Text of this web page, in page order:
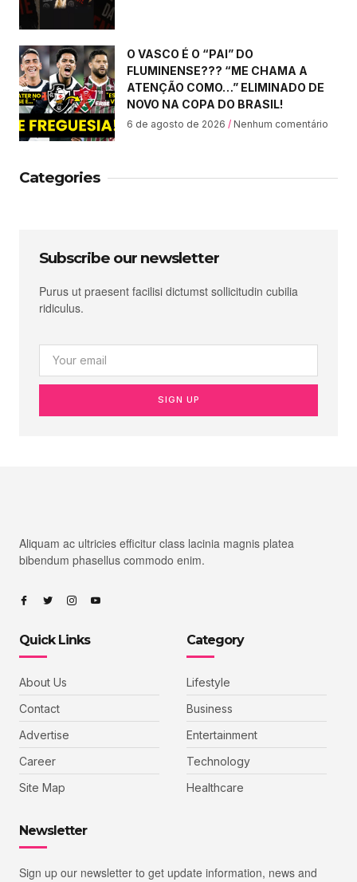
O VASCO É O “PAI” DO
FLUMINENSE??? “ME CHAMA A
ATENÇÃO COMO…” ELIMINADO DE
NOVO NA COPA DO BRASIL!
6 de agosto de 2026 Nenhum comentário
Categories
Subscribe our newsletter
Purus ut praesent facilisi dictumst sollicitudin cubilia
ridiculus.
SIGN UP
Aliquam ac ultricies efficitur class lacinia magnis platea
bibendum phasellus commodo enim.
Quick Links
About Us
Contact
Advertise
Career
Site Map
Category
Lifestyle
Business
Entertainment
Technology
Healthcare
Newsletter
Sign up our newsletter to get update information, news and